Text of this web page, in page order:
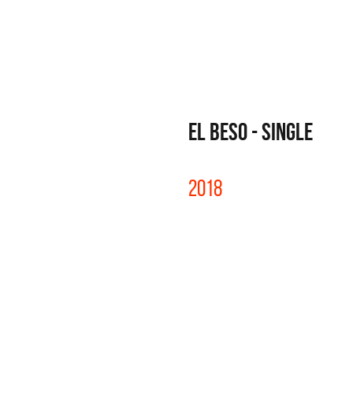
EL BESO - SINGLE
2018